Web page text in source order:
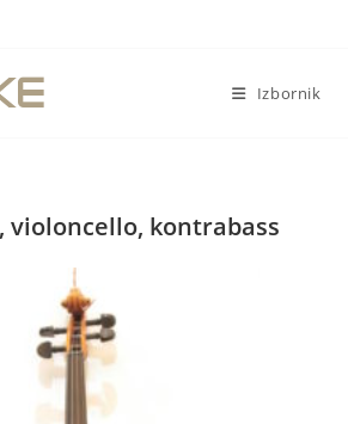
Izbornik
violoncello, kontrabass